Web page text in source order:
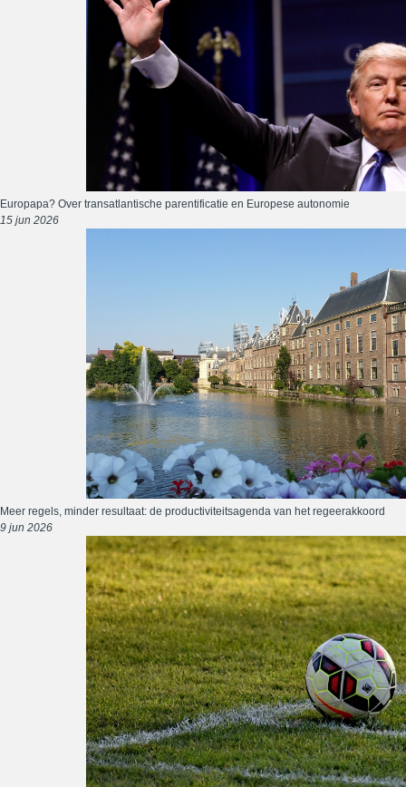
Europapa? Over transatlantische parentificatie en Europese autonomie
15 jun 2026
Meer regels, minder resultaat: de productiviteitsagenda van het regeerakkoord
9 jun 2026